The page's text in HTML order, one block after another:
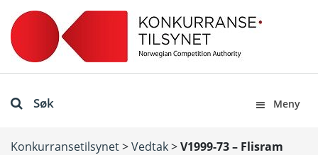
Søk Meny
Konkurransetilsynet>Vedtak>V1999-73 – Flisram